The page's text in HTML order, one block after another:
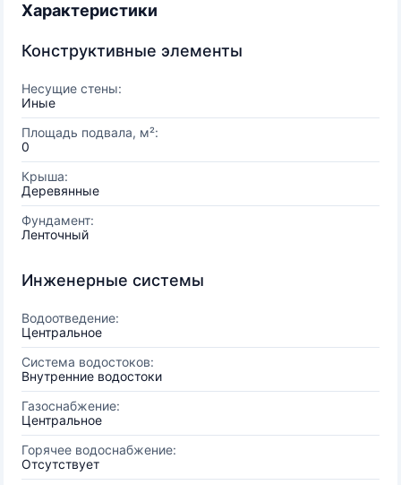
Характеристики
Конструктивные элементы
Несущие стены:
Иные
Площадь подвала, м²:
0
Крыша:
Деревянные
Фундамент:
Ленточный
Инженерные системы
Водоотведение:
Центральное
Система водостоков:
Внутренние водостоки
Газоснабжение:
Центральное
Горячее водоснабжение:
Отсутствует